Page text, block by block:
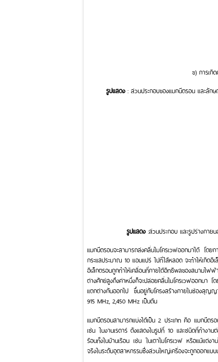
ข) การเกิ
รูปแสดง: ส่วนประกอบของแมกนีตรอน และลัก
รูปแสดง:ส่วนประกอบ และรูปร่างภาย
แมกนีตรอนจะสามารถส่งคลื่นไมโครเวฟออกมาได้ โด
กระแสประมาณ 10 แอมแปร์ ไปที่ไส้หลอด จะทำให้เกิดอิ
อิเล็กตรอนถูกทำให้เคลื่อนที่ภายใต้อิทธิพลของสนามไฟ
ต่างศักย์สูงถึงค่าหนึ่งก็จะปล่อยคลื่นไมโครเวฟออกมา
แตกต่างกันออกไป ขึ้นอยู่กับโครงสร้างภายในช่องสุญ
915 MHz, 2,450 MHz เป็นต้น
แมกนีตรอนสามารถแบ่งได้เป็น 2 ประเภท คือ แมกนีตร
เช่น ในงานเรดาร์ ดังแสดงในรูปที่ 10 และชนิดที่ทำงา
ร้อนทั้งในบ้านเรือน เช่น ในเตาไมโครเวฟ หรือแม้แต่ง
จริงในระดับอุตสาหกรรมซึ่งส่วนใหญ่เครื่องจะถูกออกแบ